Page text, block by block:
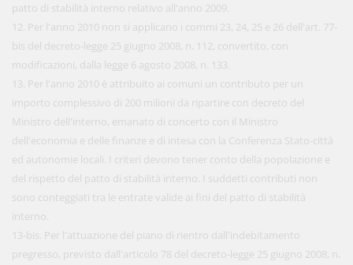
patto di stabilità interno relativo all'anno 2009.
12. Per l'anno 2010 non si applicano i commi 23, 24, 25 e 26 dell'art. 77-
bis del decreto-legge 25 giugno 2008, n. 112, convertito, con
modificazioni, dalla legge 6 agosto 2008, n. 133.
13. Per l'anno 2010 è attribuito ai comuni un contributo per un
importo complessivo di 200 milioni da ripartire con decreto del
Ministro dell'interno, emanato di concerto con il Ministro
dell'economia e delle finanze e di intesa con la Conferenza Stato-città
ed autonomie locali. I criteri devono tener conto della popolazione e
del rispetto del patto di stabilità interno. I suddetti contributi non
sono conteggiati tra le entrate valide ai fini del patto di stabilità
interno.
13-bis. Per l'attuazione del piano di rientro dall'indebitamento
pregresso, previsto dall'articolo 78 del decreto-legge 25 giugno 2008, n.